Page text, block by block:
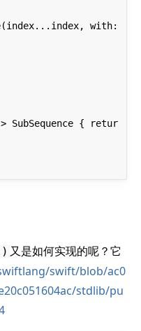
又是如何实现的呢？它
swift/blob/ac0
stdlib/pu